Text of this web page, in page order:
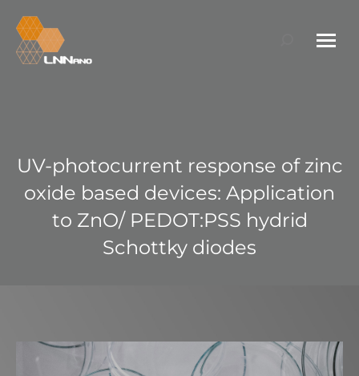
Search:
UV-photocurrent response of zinc
oxide based devices: Application
to ZnO/ PEDOT:PSS hydrid
Schottky diodes